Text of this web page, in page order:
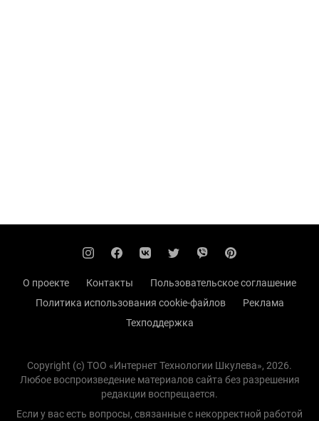
О проекте Контакты
Пользовательское соглашение
Политика использования cookie-файлов
Реклама
Техподдержка
Copyright (с) TOO «Интернет Технологии Шкулева», 2026.
Любое воспроизведение материалов сайта без разрешения
редакции воспрещается.
Если у вас есть вопросы, связанные с некорректной работой